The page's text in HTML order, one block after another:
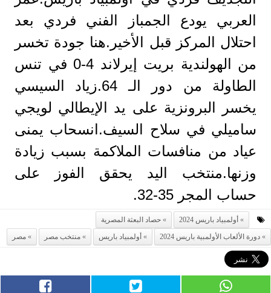
العربي يودع الجمباز الفني فردي بعد
احتلال المركز قبل الأخير.هنا جودة تخسر
من الهولندية بريت إيرلاند 4-0 في تنس
الطاولة من دور الـ 64.زياد السيسي
يخسر البرونزية على يد الإيطالي لويجي
ساميلي في سلاح السيف.انسحاب يمنى
عياد من منافسات الملاكمة بسبب زيادة
وزنها.منتخب اليد يحقق الفوز على
حساب المجر 35-32.
أولمبياد باريس 2024
حصاد البعثة المصرية
دورة الألعاب الأولمبية باريس 2024
أولمبياد باريس منتخب مصر مصر